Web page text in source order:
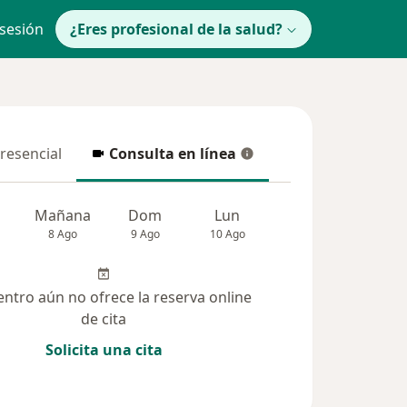
¿Eres profesional de la salud?
Consulta en línea
Consulta en línea
Mañana
8 Ago
Dom
9 Ago
Lun
10 Ago
aún no ofrece la reserva online
de cita
Solicita una cita